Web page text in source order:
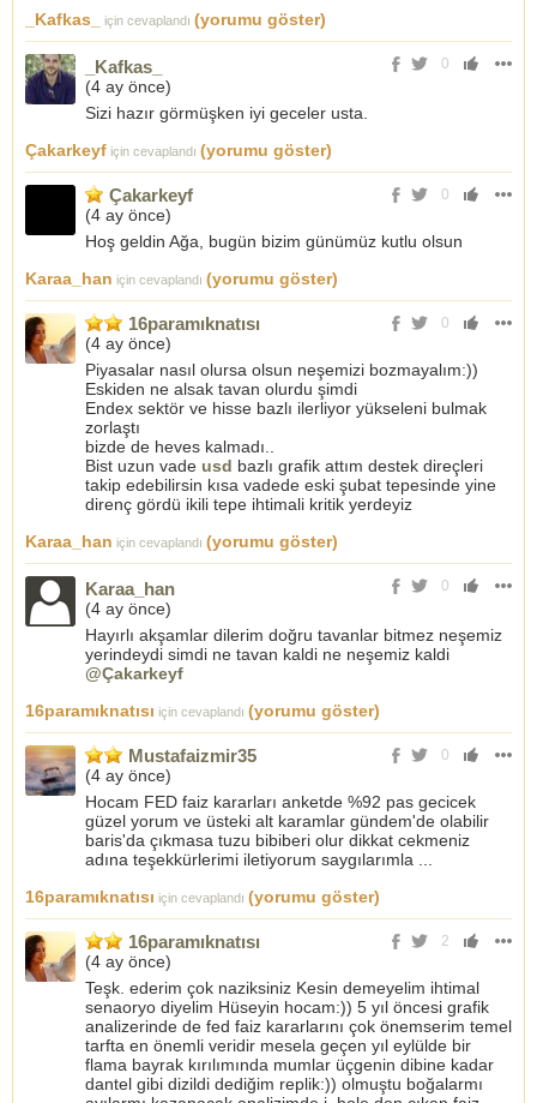
_Kafkas_ için cevaplandı (yorumu göster)
0
_Kafkas_
(4 ay önce)
Sizi hazır görmüşken iyi geceler usta.
Çakarkeyf için cevaplandı (yorumu göster)
0
Çakarkeyf
(4 ay önce)
Hoş geldin Ağa, bugün bizim günümüz kutlu olsun
Karaa_han için cevaplandı (yorumu göster)
0
16paramıknatısı
(4 ay önce)
Piyasalar nasıl olursa olsun neşemizi bozmayalım:))
Eskiden ne alsak tavan olurdu şimdi
Endex sektör ve hisse bazlı ilerliyor yükseleni bulmak
zorlaştı
bizde de heves kalmadı..
Bist uzun vade usd bazlı grafik attım destek direçleri
takip edebilirsin kısa vadede eski şubat tepesinde yine
direnç gördü ikili tepe ihtimali kritik yerdeyiz
Karaa_han için cevaplandı (yorumu göster)
0
Karaa_han
(4 ay önce)
Hayırlı akşamlar dilerim doğru tavanlar bitmez neşemiz
yerindeydi simdi ne tavan kaldi ne neşemiz kaldi
@Çakarkeyf
16paramıknatısı için cevaplandı (yorumu göster)
0
Mustafaizmir35
(4 ay önce)
Hocam FED faiz kararları anketde %92 pas gecicek
güzel yorum ve üsteki alt karamlar gündem'de olabilir
baris'da çıkmasa tuzu bibiberi olur dikkat cekmeniz
adına teşekkürlerimi iletiyorum saygılarımla ...
16paramıknatısı için cevaplandı (yorumu göster)
2
16paramıknatısı
(4 ay önce)
Teşk. ederim çok naziksiniz Kesin demeyelim ihtimal
senaoryo diyelim Hüseyin hocam:)) 5 yıl öncesi grafik
analizerinde de fed faiz kararlarını çok önemserim temel
tarfta en önemli veridir mesela geçen yıl eylülde bir
flama bayrak kırılımında mumlar üçgenin dibine kadar
dantel gibi dizildi dediğim replik:)) olmuştu boğalarmı